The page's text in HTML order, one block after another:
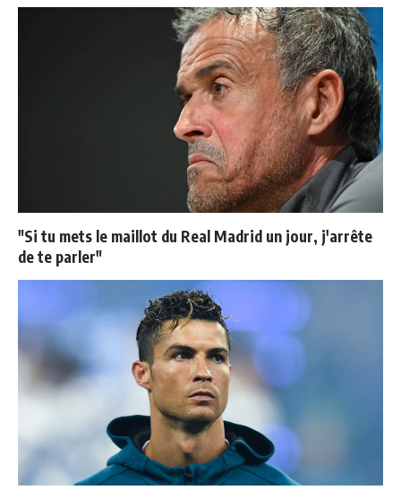
"Si tu mets le maillot du Real Madrid un jour, j'arrête
de te parler"